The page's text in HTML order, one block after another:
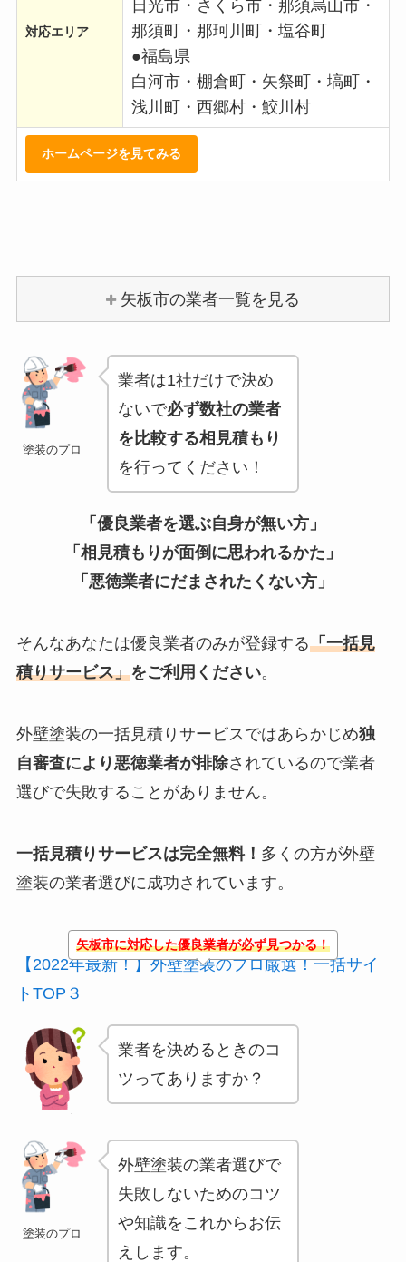
対応エリア
日光市・さくら市・那須烏山市・
那須町・那珂川町・塩谷町
●福島県
白河市・棚倉町・矢祭町・塙町・
浅川町・西郷村・鮫川村
ホームページを見てみる
矢板市の業者一覧を見る
塗装のプロ
業者は1社だけで決め
ないで必ず数社の業者
を比較する相見積もり
を行ってください！
「優良業者を選ぶ自身が無い方」
「相見積もりが面倒に思われるかた」
「悪徳業者にだまされたくない方」
そんなあなたは優良業者のみが登録する「一括見
積りサービス」をご利用ください。
外壁塗装の一括見積りサービスではあらかじめ独
自審査により悪徳業者が排除されているので業者
選びで失敗することがありません。
一括見積りサービスは完全無料！ 多くの方が外壁
塗装の業者選びに成功されています。
矢板市に対応した優良業者が必ず見つかる！
【2022年最新！】外壁塗装のプロ厳選！一括サイ
トTOP３
業者を決めるときのコ
ツってありますか？
塗装のプロ
外壁塗装の業者選びで
失敗しないためのコツ
や知識をこれからお伝
えします。